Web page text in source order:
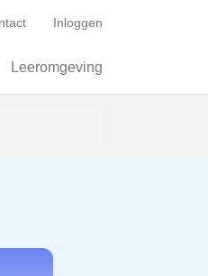
Inloggen
Leeromgeving